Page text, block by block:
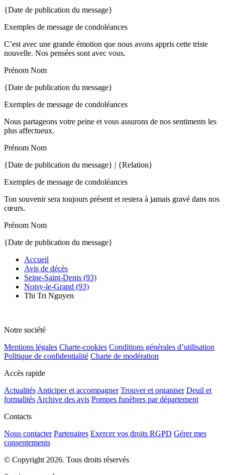
{Date de publication du message}
Exemples de message de condoléances
C’est avec une grande émotion que nous avons appris cette triste
nouvelle. Nos pensées sont avec vous.
Prénom Nom
{Date de publication du message}
Exemples de message de condoléances
Nous partageons votre peine et vous assurons de nos sentiments les
plus affectueux.
Prénom Nom
{Date de publication du message} | {Relation}
Exemples de message de condoléances
Ton souvenir sera toujours présent et restera à jamais gravé dans nos
cœurs.
Prénom Nom
{Date de publication du message}
Accueil
Avis de décès
Seine-Saint-Denis (93)
Noisy-le-Grand (93)
Thi Tri Nguyen
Notre société
Mentions légales Charte-cookies Conditions générales d’utilisation
Politique de confidentialité Charte de modération
Accès rapide
Actualités Anticiper et accompagner Trouver et organiser Deuil et
formalités Archive des avis Pompes funèbres par département
Contacts
Nous contacter Partenaires Exercer vos droits RGPD Gérer mes
consentements
© Copyright 2026. Tous droits réservés